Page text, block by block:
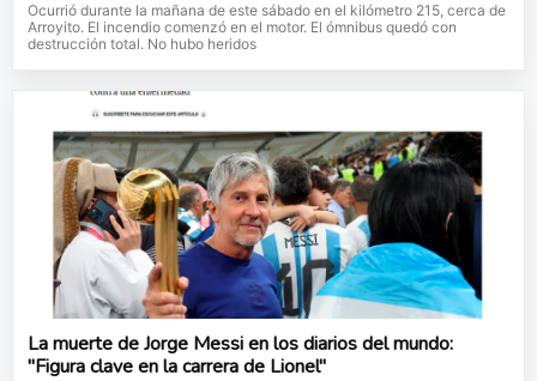
Ocurrió durante la mañana de este sábado en el kilómetro 215, cerca de
Arroyito. El incendio comenzó en el motor. El ómnibus quedó con
destrucción total. No hubo heridos
La muerte de Jorge Messi en los diarios del mundo:
"Figura clave en la carrera de Lionel"